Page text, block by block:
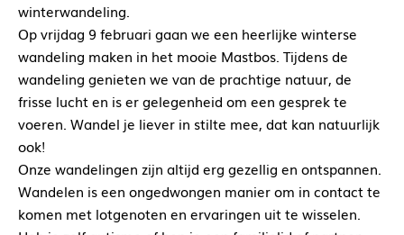
winterwandeling.
Op vrijdag 9 februari gaan we een heerlijke winterse
wandeling maken in het mooie Mastbos. Tijdens de
wandeling genieten we van de prachtige natuur, de
frisse lucht en is er gelegenheid om een gesprek te
voeren. Wandel je liever in stilte mee, dat kan natuurlijk
ook!
Onze wandelingen zijn altijd erg gezellig en ontspannen.
Wandelen is een ongedwongen manier om in contact te
komen met lotgenoten en ervaringen uit te wisselen.